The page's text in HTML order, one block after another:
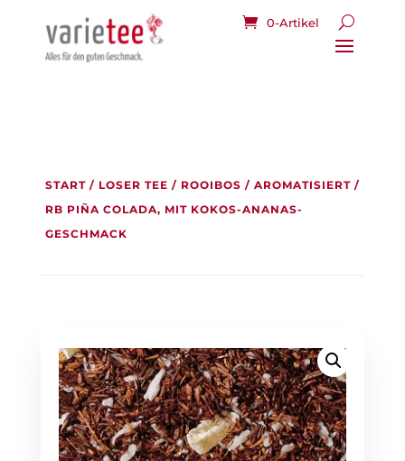
0-Artikel
START/ LOSER TEE / ROOIBOS / AROMATISIERT/
RB PIÑA COLADA, MIT KOKOS-ANANAS-
GESCHMACK